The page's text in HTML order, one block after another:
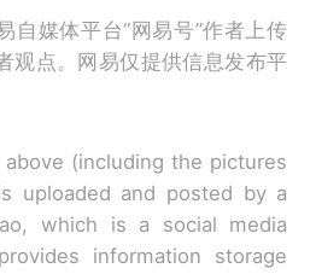
自媒体平台“网易号”作者上传
观点。网易仅提供信息发布平
(including the pictures
uploaded and posted by a
which is a social media
information storage